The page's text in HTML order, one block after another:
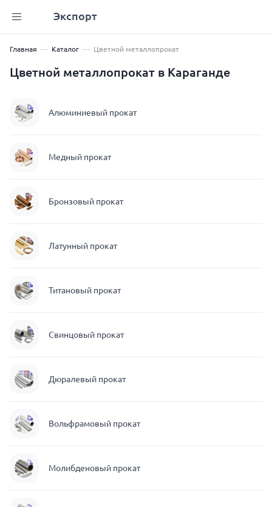
Экспорт
Главная Каталог Цветной металлопрокат
Цветной металлопрокат в Караганде
Алюминиевый прокат
Медный прокат
Бронзовый прокат
Латунный прокат
Титановый прокат
Свинцовый прокат
Дюралевый прокат
Вольфрамовый прокат
Молибденовый прокат